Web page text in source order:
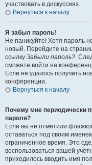
участвовать в дискуссиях.
Вернуться к началу
Я забыл пароль!
Не паникуйте! Хотя пароль
новый. Перейдите на
ссылку Забыли пароль?.
сможете войти на
Если не удалось получить
конференции.
Вернуться к началу
Почему мне периодически
пароля?
Если вы не отметили
оставаться под своим
ограниченное время. Это
воспользоваться вашей
приходилось вводить имя